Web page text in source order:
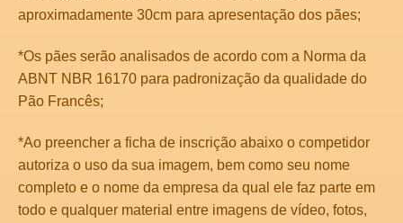
aproximadamente 30cm para apresentação dos pães;
*Os pães serão analisados de acordo com a Norma da
ABNT NBR 16170 para padronização da qualidade do
Pão Francês;
*Ao preencher a ficha de inscrição abaixo o competidor
autoriza o uso da sua imagem, bem como seu nome
completo e o nome da empresa da qual ele faz parte em
todo e qualquer material entre imagens de vídeo, fotos,